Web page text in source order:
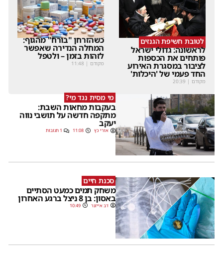
לטובת חשיפת הגנזים
לראשונה: גדולי ישראל
פותחים את הכספות
לציבור במסגרת האירוע
החד פעמי של 'היכלות'
מקודם |
20:39
כשהזרחן "בורח" מהגוף:
המחלה הנדירה שאפשר
לזהות בזמן – ולטפל
מקודם |
11:48
מי מסית נגד מי?
בעקבות מחאות השבת:
מתקפה חדשה על תושבי נווה
יעקב
אורי כץ 11:08 1 תגובות
סכנת חיים
משחק תמים כמעט הסתיים
באסון: בן 8 ניצל ברגע האחרון
דב אייזנר 10:49